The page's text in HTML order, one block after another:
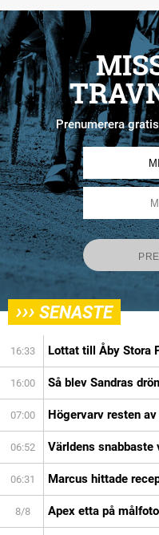
Prenumerera
››› SENASTE
16:33 Lottat till Åby Stora
16:00 Så blev Sandras
07:00 Högervarv resten
06:52 Världens snabbaste
06:31 Marcus hittade
8/8 Apex etta på målfoto